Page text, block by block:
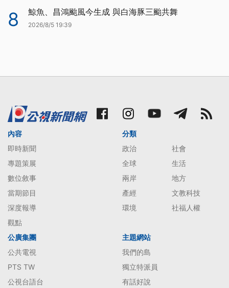
8 鯨魚、昌鴻颱風今生成 與白海豚三颱共舞
2026/8/5 19:39
內容
即時新聞
專題策展
數位敘事
當期節目
深度報導
觀點
分類
政治
社會
全球
生活
兩岸
地方
產經
文教科技
環境
社福人權
公廣集團
公共電視
PTS TW
公視台語台
主題網站
我們的島
獨立特派員
有話好說